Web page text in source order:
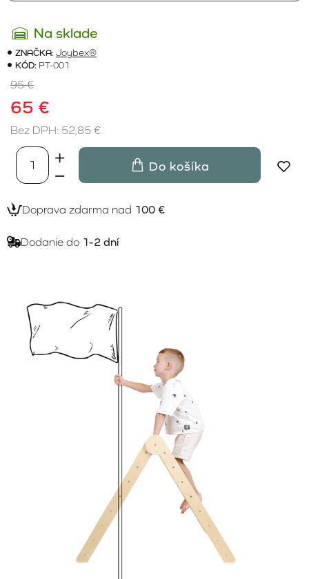
Na sklade
ZNAČKA:Joybex®
KÓD: PT-001
65 €
95 €
Bez DPH: 52,85 €
Do košíka
Doprava zdarma nad 100 €
Dodanie do 1-2 dní